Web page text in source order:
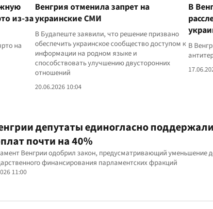
из-за
на
Венгрия отменила запрет на
украинские СМИ
В Будапеште заявили, что решение призвано
обеспечить украинское сообщество доступом к
информации на родном языке и
способствовать улучшению двусторонних
отношений
20.06.2026 10:04
В
В
депутаты единогласно
почти на 40%
Венгрии одобрил закон, предусматривающий уменьшение
финансирования парламентских фракций
11:00